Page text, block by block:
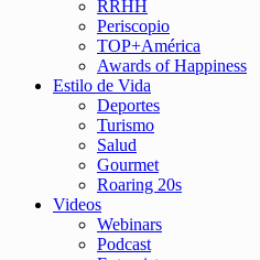
RRHH
Periscopio
TOP+América
Awards of Happiness
Estilo de Vida
Deportes
Turismo
Salud
Gourmet
Roaring 20s
Videos
Webinars
Podcast